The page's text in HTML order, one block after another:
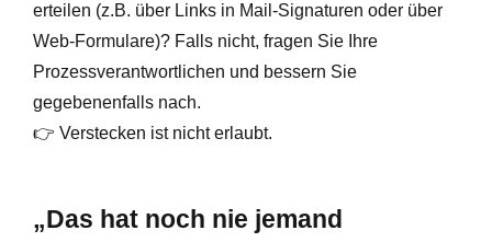
erteilen (z.B. über Links in Mail-Signaturen oder über
Web-Formulare)? Falls nicht, fragen Sie Ihre
Prozessverantwortlichen und bessern Sie
gegebenenfalls nach.
👉 Verstecken ist nicht erlaubt.
„Das hat noch nie jemand